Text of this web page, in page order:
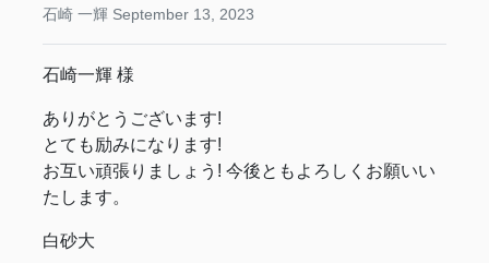
石崎 一輝 September 13, 2023
石崎一輝 様
ありがとうございます!
とても励みになります!
お互い頑張りましょう! 今後ともよろしくお願いい
たします。
白砂大